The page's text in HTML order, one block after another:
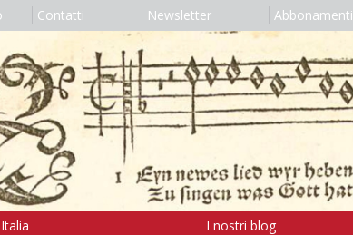
Contatti Newsletter Abbonamenti
I nostri blog